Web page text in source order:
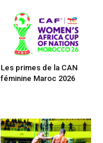
Les primes de la CAN
féminine Maroc 2026